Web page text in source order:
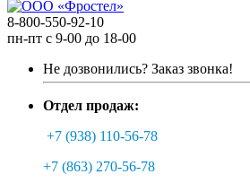
8-800-550-92-10
пн-пт с 9-00 до 18-00
Не дозвонились? Заказ звонка!
Отдел продаж:
+7 (938) 110-56-78
+7 (863) 270-56-78